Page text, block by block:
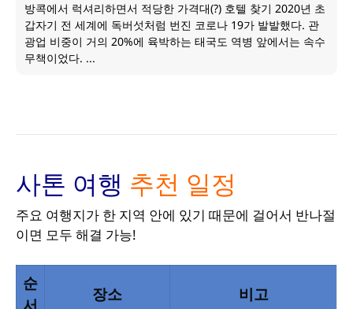
방콕에서 럭셔리하면서 적당한 가격대(?) 호텔 찾기 2020년 초
갑자기 전 세계에 독버섯처럼 번진 코로나 19가 발발했다. 관
광업 비중이 거의 20%에 육박하는 태국도 역병 앞에서는 속수
무책이었다. ...
사톤 여행 추천 일정
주요 여행지가 한 지역 안에 있기 때문에 걸어서 반나절
이면 모두 해결 가능!
순
서
장소 비고